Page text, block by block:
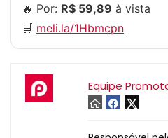
🔥 Por: R$ 59,89 à vista
🛒 meli.la/1Hbmcpn
Equipe